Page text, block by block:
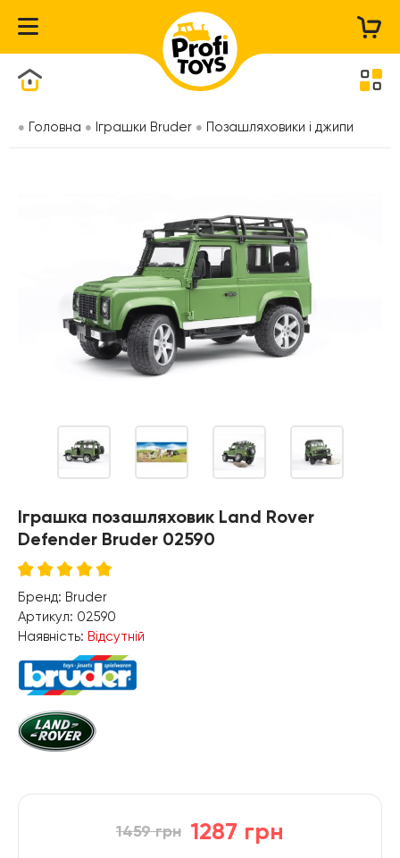
Головна Іграшки Bruder Позашляховики і джипи
Іграшка позашляховик Land Rover
Defender Bruder 02590
Бренд: Bruder
Артикул: 02590
Наявність: Відсутній
1287 грн
1459 грн
Каталог товарів